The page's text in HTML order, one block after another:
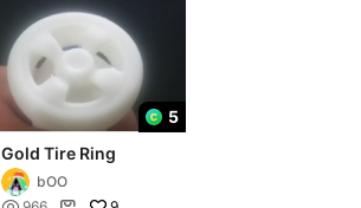
5
Gold Tire Ring
bOO